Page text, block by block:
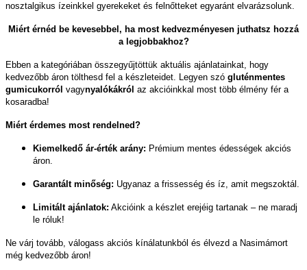
nosztalgikus ízeinkkel gyerekeket és felnőtteket egyaránt elvarázsolunk.
Miért érnéd be kevesebbel, ha most kedvezményesen juthatsz hozzá
a legjobbakhoz?
Ebben a kategóriában összegyűjtöttük aktuális ajánlatainkat, hogy
kedvezőbb áron tölthesd fel a készleteidet. Legyen szó gluténmentes
gumicukorról vagynyalókákról az akcióinkkal most több élmény fér a
kosaradba!
Miért érdemes most rendelned?
Kiemelkedő ár-érték arány: Prémium mentes édességek akciós
áron.
Garantált minőség: Ugyanaz a frissesség és íz, amit megszoktál.
Limitált ajánlatok: Akcióink a készlet erejéig tartanak – ne maradj
le róluk!
Ne várj tovább, válogass akciós kínálatunkból és élvezd a Nasimámort
még kedvezőbb áron!